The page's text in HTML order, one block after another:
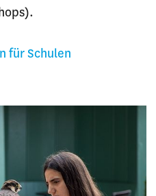
für Schulen